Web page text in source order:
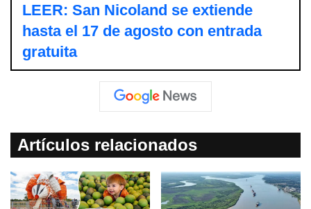
LEER: San Nicoland se extiende
hasta el 17 de agosto con entrada
gratuita
Artículos relacionados